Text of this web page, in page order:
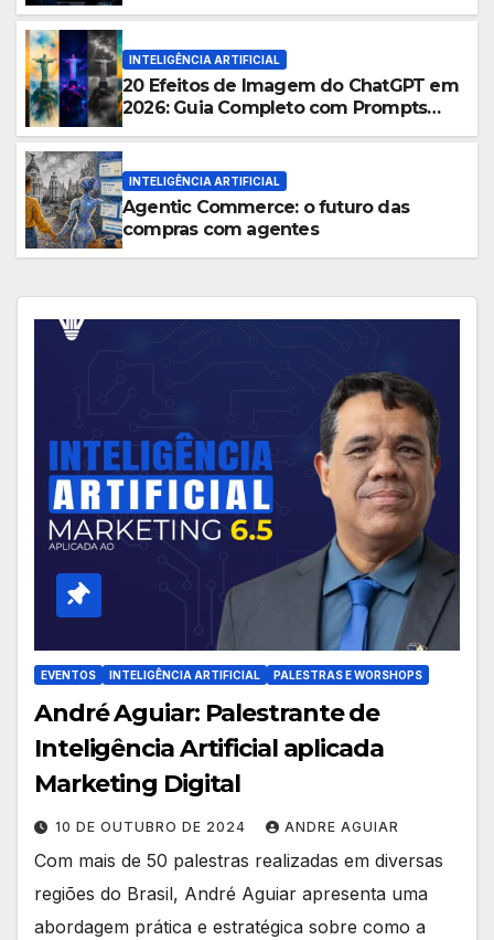
INTELIGÊNCIA ARTIFICIAL
20 Efeitos de Imagem do ChatGPT em
2026: Guia Completo com Prompts
INTELIGÊNCIA ARTIFICIAL
Agentic Commerce: o futuro das
compras com agentes
EVENTOS INTELIGÊNCIA ARTIFICIAL PALESTRAS E WORSHOPS
André Aguiar: Palestrante de
Inteligência Artificial aplicada
Marketing Digital
10 DE OUTUBRO DE 2024 ANDRE AGUIAR
Com mais de 50 palestras realizadas em diversas
regiões do Brasil, André Aguiar apresenta uma
abordagem prática e estratégica sobre como a